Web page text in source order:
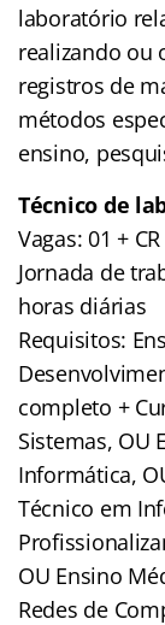
laboratório
realizando ou
registros de
métodos
ensino,
Técnico de
Vagas: 01 + CR
Jornada de
horas diárias
Requisitos:
completo +
Sistemas, OU
Informática,
Técnico em
OU Ensino
Redes de